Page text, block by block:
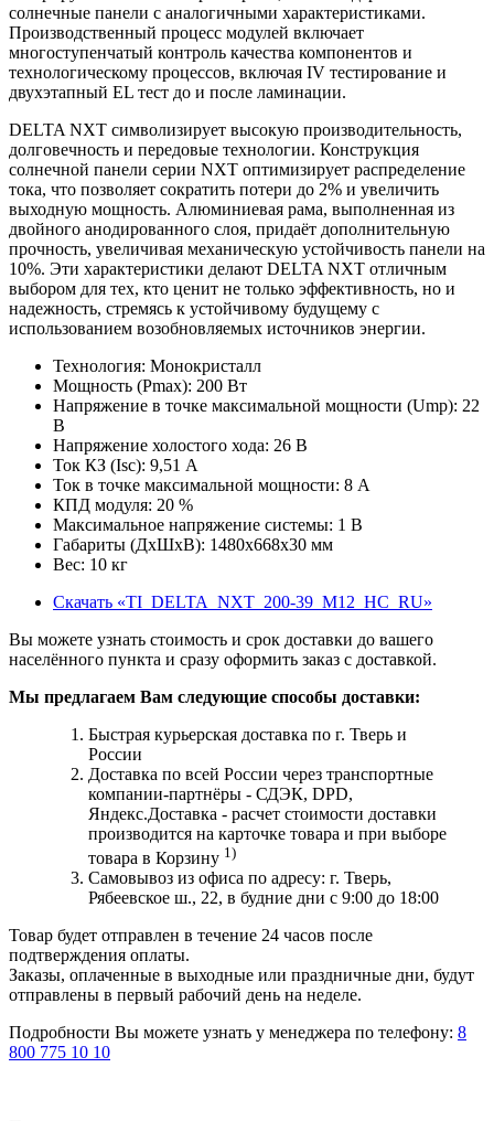
солнечные панели с аналогичными характеристиками.
Производственный процесс модулей включает
многоступенчатый контроль качества компонентов и
технологическому процессов, включая IV тестирование и
двухэтапный EL тест до и после ламинации.
DELTA NXT символизирует высокую производительность,
долговечность и передовые технологии. Конструкция
солнечной панели серии NXT оптимизирует распределение
тока, что позволяет сократить потери до 2% и увеличить
выходную мощность. Алюминиевая рама, выполненная из
двойного анодированного слоя, придаёт дополнительную
прочность, увеличивая механическую устойчивость панели на
10%. Эти характеристики делают DELTA NXT отличным
выбором для тех, кто ценит не только эффективность, но и
надежность, стремясь к устойчивому будущему с
использованием возобновляемых источников энергии.
Технология: Монокристалл
Мощность (Pmax): 200 Вт
Напряжение в точке максимальной мощности (Ump): 22
В
Напряжение холостого хода: 26 В
Ток КЗ (Isc): 9,51 А
Ток в точке максимальной мощности: 8 А
КПД модуля: 20 %
Максимальное напряжение системы: 1 В
Габариты (ДxШxВ): 1480х668х30 мм
Вес: 10 кг
Скачать «TI_DELTA_NXT_200-39_M12_HC_RU»
Вы можете узнать стоимость и срок доставки до вашего
населённого пункта и сразу оформить заказ с доставкой.
Мы предлагаем Вам следующие способы доставки:
Быстрая курьерская доставка по г. Тверь и
России
Доставка по всей России через транспортные
компании-партнёры - СДЭК, DPD,
Яндекс.Доставка - расчет стоимости доставки
производится на карточке товара и при выборе
товара в Корзину 1)
Самовывоз из офиса по адресу: г. Тверь,
Рябеевское ш., 22, в будние дни с 9:00 до 18:00
Товар будет отправлен в течение 24 часов после
подтверждения оплаты.
Заказы, оплаченные в выходные или праздничные дни, будут
отправлены в первый рабочий день на неделе.
Подробности Вы можете узнать у менеджера по телефону: 8
800 775 10 10